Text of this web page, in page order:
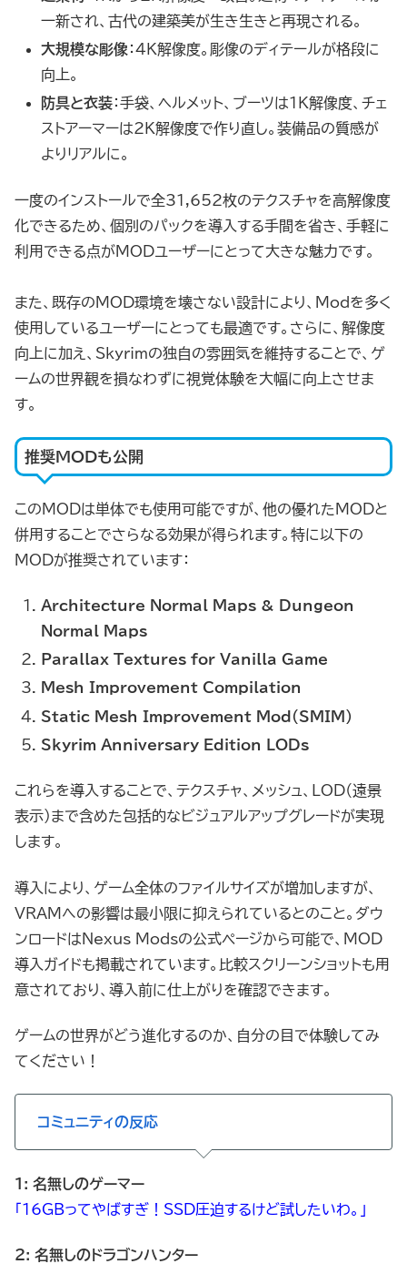
一新され、古代の建築美が生き生きと再現される。
大規模な彫像 ：4K解像度。彫像のディテールが格段に
向上。
防具と衣装：手袋、ヘルメット、ブーツは1K解像度、チェ
ストアーマーは2K解像度で作り直し。装備品の質感が
よりリアルに。
一度のインストールで全31,652枚のテクスチャを高解像度
化できるため、個別のパックを導入する手間を省き、手軽に
利用できる点がMODユーザーにとって大きな魅力です。
また、既存のMOD環境を壊さない設計により、Modを多く
使用しているユーザーにとっても最適です。さらに、解像度
向上に加え、Skyrimの独自の雰囲気を維持することで、ゲ
ームの世界観を損なわずに視覚体験を大幅に向上させま
す。
推奨MODも公開
このMODは単体でも使用可能ですが、他の優れたMODと
併用することでさらなる効果が得られます。特に以下の
MODが推奨されています：
Architecture Normal Maps & Dungeon
Normal Maps
Parallax Textures for Vanilla Game
Mesh Improvement Compilation
Static Mesh Improvement Mod（SMIM）
Skyrim Anniversary Edition LODs
これらを導入することで、テクスチャ、メッシュ、LOD（遠景
表示）まで含めた包括的なビジュアルアップグレードが実現
します。
導入により、ゲーム全体のファイルサイズが増加しますが、
VRAMへの影響は最小限に抑えられているとのこと。ダウ
ンロードはNexus Modsの公式ページから可能で、MOD
導入ガイドも掲載されています。比較スクリーンショットも用
意されており、導入前に仕上がりを確認できます。
ゲームの世界がどう進化するのか、自分の目で体験してみ
てください！
コミュニティの反応
1: 名無しのゲーマー
「16GBってやばすぎ！SSD圧迫するけど試したいわ。」
2: 名無しのドラゴンハンター